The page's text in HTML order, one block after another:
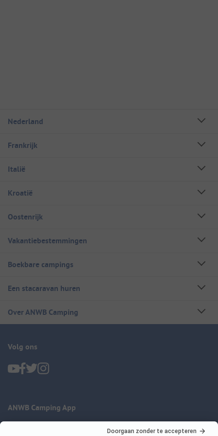
Nederland
Frankrijk
Italië
Kroatië
Oostenrijk
Vakantiebestemmingen
Boekbare campings
Een stacaravan huren
Over ANWB Camping
Volg ons
ANWB Camping App